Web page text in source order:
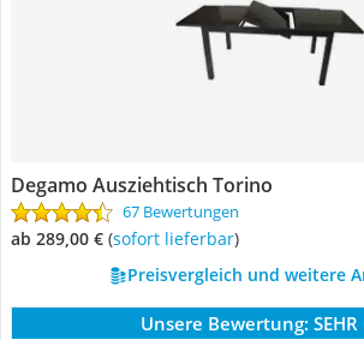
Degamo Ausziehtisch Torino
67 Bewertungen
ab 289,00 € ( Sofort lieferbar)
Preisvergleich und weitere
Unsere Bewertung: SEHR